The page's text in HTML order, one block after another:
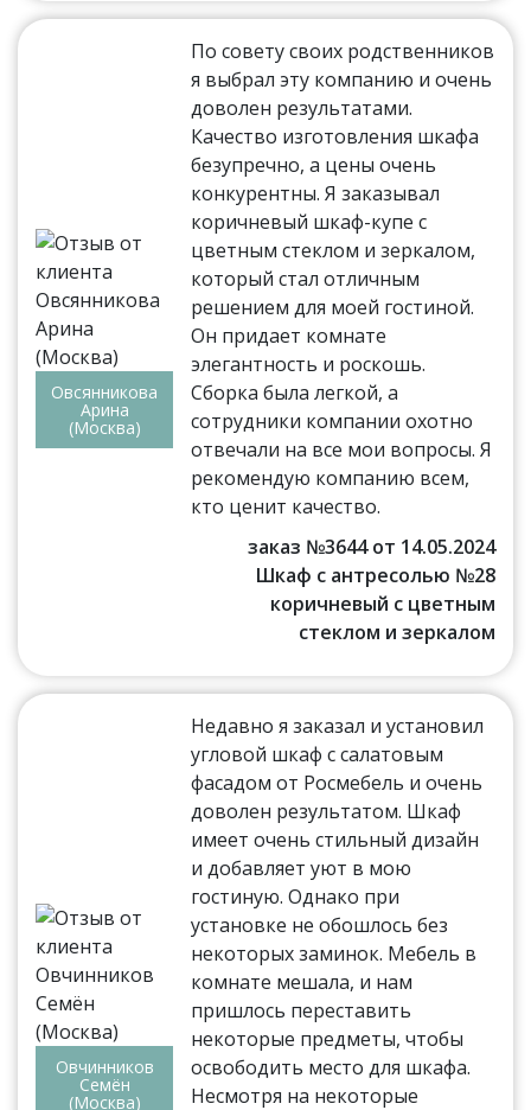
Овсянникова
Арина
(Москва)
По совету своих родственников
я выбрал эту компанию и очень
доволен результатами.
Качество изготовления шкафа
безупречно, а цены очень
конкурентны. Я заказывал
коричневый шкаф-купе с
цветным стеклом и зеркалом,
который стал отличным
решением для моей гостиной.
Он придает комнате
элегантность и роскошь.
Сборка была легкой, а
сотрудники компании охотно
отвечали на все мои вопросы. Я
рекомендую компанию всем,
кто ценит качество.
заказ №3644 от 14.05.2024
Шкаф с антресолью №28
коричневый с цветным
стеклом и зеркалом
Овчинников
Семён
(Москва)
Недавно я заказал и установил
угловой шкаф с салатовым
фасадом от Росмебель и очень
доволен результатом. Шкаф
имеет очень стильный дизайн
и добавляет уют в мою
гостиную. Однако при
установке не обошлось без
некоторых заминок. Мебель в
комнате мешала, и нам
пришлось переставить
некоторые предметы, чтобы
освободить место для шкафа.
Несмотря на некоторые